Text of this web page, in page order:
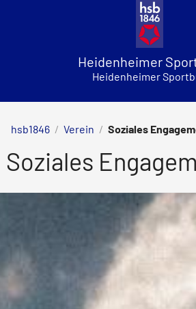
Heidenheimer
Heidenheimer
hsb1846 / Verein / Soziales
Soziales